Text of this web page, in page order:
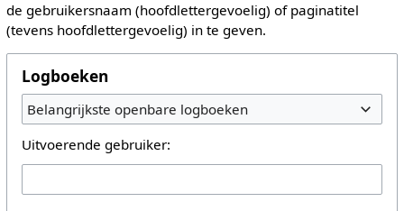
de gebruikersnaam (hoofdlettergevoelig) of paginatitel
(tevens hoofdlettergevoelig) in te geven.
Logboeken
Belangrijkste openbare logboeken
Uitvoerende gebruiker: